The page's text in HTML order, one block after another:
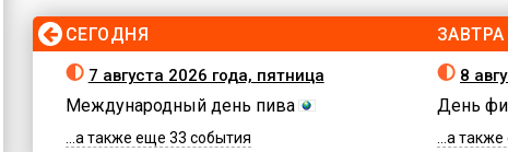
СЕГОДНЯ
7 августа 2026 года, пятница
Международный день пива
...а также еще 33 события
ЗАВТРА
8
День
...а